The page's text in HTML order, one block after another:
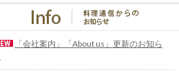
「会社案内」「About us」更新のお知ら